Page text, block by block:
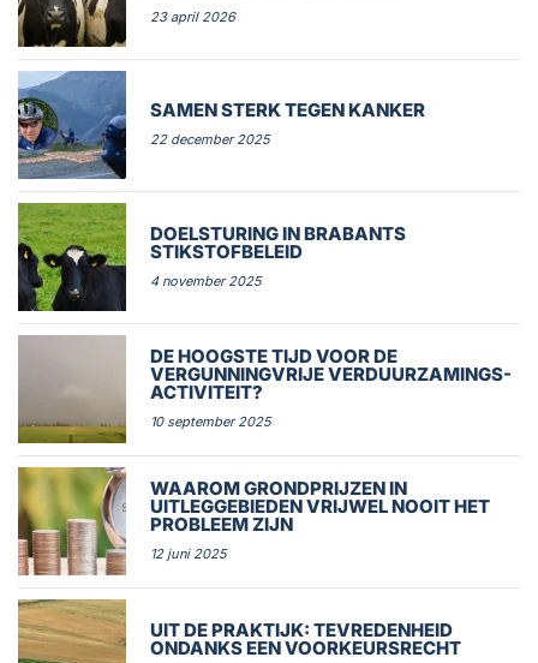
23 april 2026
SAMEN STERK TEGEN KANKER
22 december 2025
DOELSTURING IN BRABANTS
STIKSTOFBELEID
4 november 2025
DE HOOGSTE TIJD VOOR DE
VERGUNNINGVRIJE VERDUURZAMINGS-
ACTIVITEIT?
10 september 2025
WAAROM GRONDPRIJZEN IN
UITLEGGEBIEDEN VRIJWEL NOOIT HET
PROBLEEM ZIJN
12 juni 2025
UIT DE PRAKTIJK: TEVREDENHEID
ONDANKS EEN VOORKEURSRECHT